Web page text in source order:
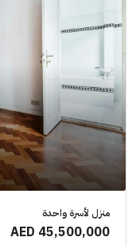
منزل لأسرة واحدة
AED 45,500,000